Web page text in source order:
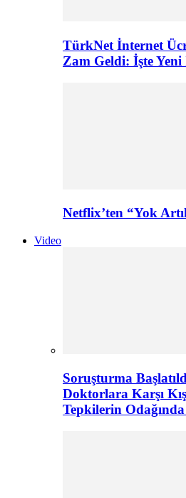
TürkNet İnternet
Zam Geldi: İşte
Netflix’ten “Yok
Video
Soruşturma
Doktorlara Karşı
Tepkilerin